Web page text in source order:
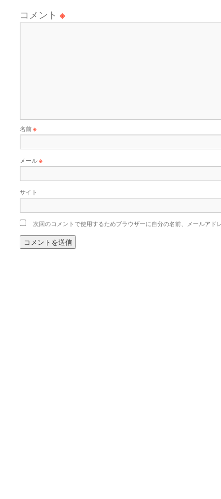
コメント ※
名前※
メール※
サイト
次回のコメントで使用するためブラウザーに自分の名前、メールアド